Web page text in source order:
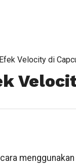
Velocity di